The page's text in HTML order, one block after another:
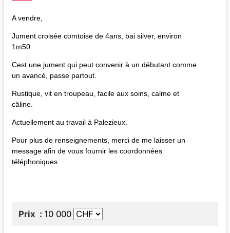
A vendre,
Jument croisée comtoise de 4ans, bai silver, environ
1m50.
Cest une jument qui peut convenir à un débutant comme
un avancé, passe partout.
Rustique, vit en troupeau, facile aux soins, calme et
câline.
Actuellement au travail à Palezieux.
Pour plus de renseignements, merci de me laisser un
message afin de vous fournir les coordonnées
téléphoniques.
Prix 10 000